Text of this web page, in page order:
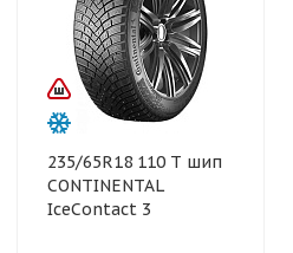
235/65R18 110 T шип
CONTINENTAL
IceContact 3